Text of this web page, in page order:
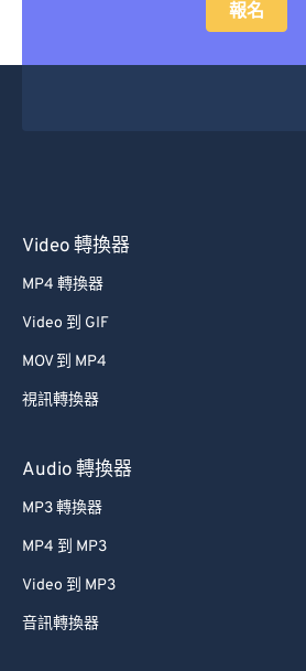
報名
Video 轉換器
MP4 轉換器
Video 到 GIF
MOV 到 MP4
視訊轉換器
Audio 轉換器
MP3 轉換器
MP4 到 MP3
Video 到 MP3
音訊轉換器